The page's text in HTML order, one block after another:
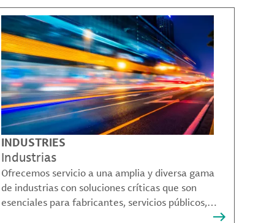
INDUSTRIES
Industrias
Ofrecemos servicio a una amplia y diversa gama
de industrias con soluciones críticas que son
esenciales para fabricantes, servicios públicos,